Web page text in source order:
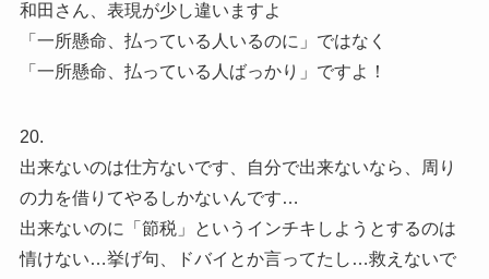
和田さん、表現が少し違いますよ
「一所懸命、払っている人いるのに」ではなく
「一所懸命、払っている人ばっかり」ですよ！
20.
出来ないのは仕方ないです、自分で出来ないなら、周り
の力を借りてやるしかないんです…
出来ないのに「節税」というインチキしようとするのは
情けない…挙げ句、ドバイとか言ってたし…救えないで